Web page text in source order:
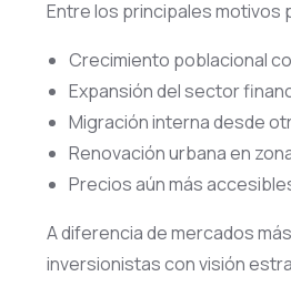
Entre los principales motivos
Crecimiento poblacional
Expansión del sector
Migración interna desde
Renovación urbana en
Precios aún más
A diferencia de mercados
inversionistas con visión